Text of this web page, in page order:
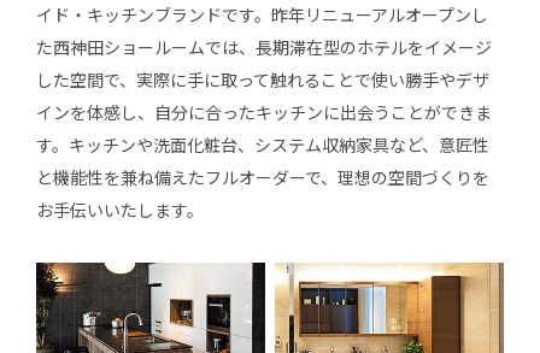
イド・キッチンブランドです。昨年リニューアルオープンし
た西神田ショールームでは、長期滞在型のホテルをイメージ
した空間で、実際に手に取って触れることで使い勝手やデザ
インを体感し、自分に合ったキッチンに出会うことができま
す。キッチンや洗面化粧台、システム収納家具など、意匠性
と機能性を兼ね備えたフルオーダーで、理想の空間づくりを
お手伝いいたします。